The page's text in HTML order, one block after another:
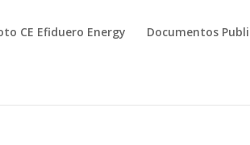
CE Efiduero Energy Documentos